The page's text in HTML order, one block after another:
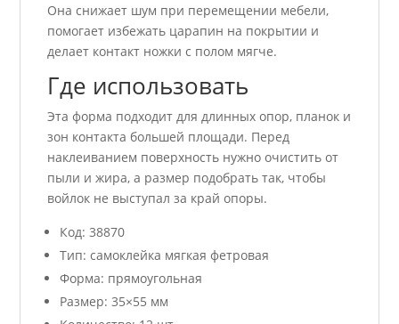
Она снижает шум при перемещении мебели,
помогает избежать царапин на покрытии и
делает контакт ножки с полом мягче.
Где использовать
Эта форма подходит для длинных опор, планок и
зон контакта большей площади. Перед
наклеиванием поверхность нужно очистить от
пыли и жира, а размер подобрать так, чтобы
войлок не выступал за край опоры.
Код: 38870
Тип: самоклейка мягкая фетровая
Форма: прямоугольная
Размер: 35×55 мм